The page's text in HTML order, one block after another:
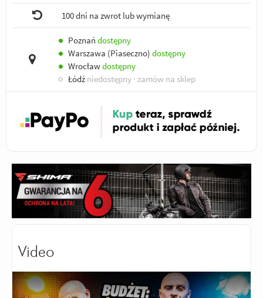
100 dni na zwrot lub wymianę
● Poznań dostępny
● Warszawa (Piaseczno) dostępny
● Wrocławdostępny
○ Łódź niedostępny · zamów na sklep
Video